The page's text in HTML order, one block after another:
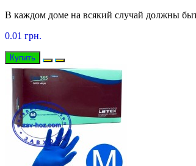
В каждом доме на всякий случай должны
0.01 грн.
Купить